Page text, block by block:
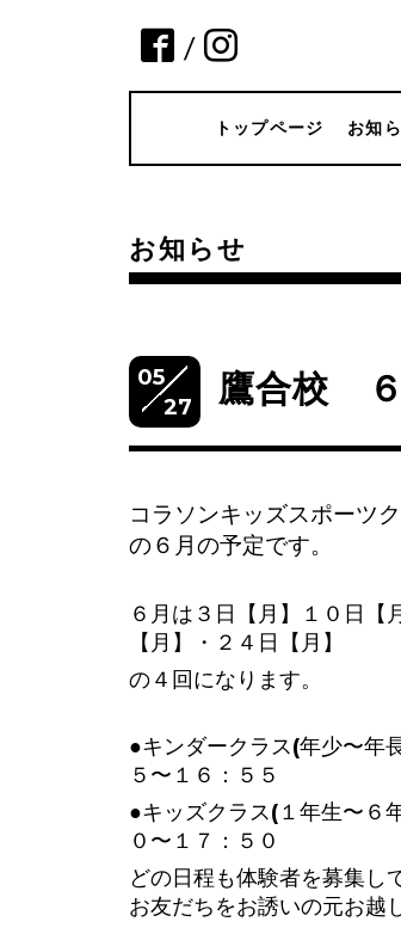
/
トップページ お知
お知らせ
05
27
鷹合校
コラソンキッズスポーツ
の６ 月の予定です。
６月は３日【月】１０日【
【月】・２４日【月】
の４回になります。
●キンダークラス(年少〜年
５〜１６：５５
●キッズクラス(１年生〜６
０〜１７：５０
どの日程も体験者を募集し
お友だちをお誘いの元お越